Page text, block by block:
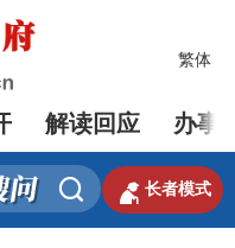
繁体
解读回应 办事
  长者模式